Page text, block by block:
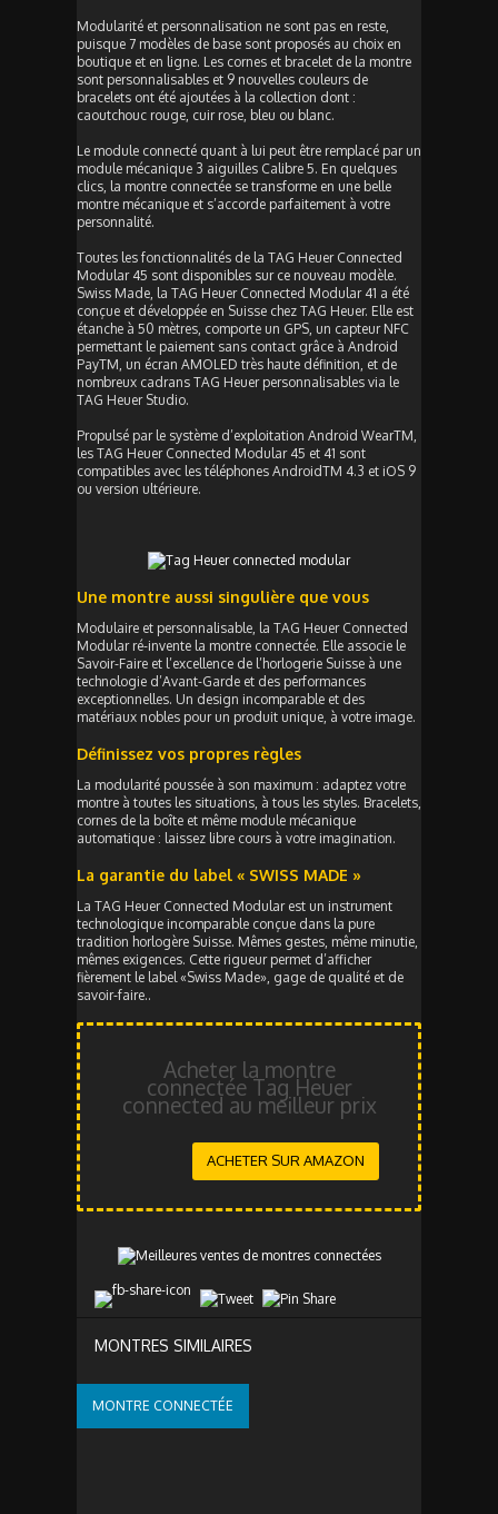
Modularité et personnalisation ne sont pas en reste,
puisque 7 modèles de base sont proposés au choix en
boutique et en ligne. Les cornes et bracelet de la montre
sont personnalisables et 9 nouvelles couleurs de
bracelets ont été ajoutées à la collection dont :
caoutchouc rouge, cuir rose, bleu ou blanc.
Le module connecté quant à lui peut être remplacé par un
module mécanique 3 aiguilles Calibre 5. En quelques
clics, la montre connectée se transforme en une belle
montre mécanique et s’accorde parfaitement à votre
personnalité.
Toutes les fonctionnalités de la TAG Heuer Connected
Modular 45 sont disponibles sur ce nouveau modèle.
Swiss Made, la TAG Heuer Connected Modular 41 a été
conçue et développée en Suisse chez TAG Heuer. Elle est
étanche à 50 mètres, comporte un GPS, un capteur NFC
permettant le paiement sans contact grâce à Android
PayTM, un écran AMOLED très haute définition, et de
nombreux cadrans TAG Heuer personnalisables via le
TAG Heuer Studio.
Propulsé par le système d’exploitation Android WearTM,
les TAG Heuer Connected Modular 45 et 41 sont
compatibles avec les téléphones AndroidTM 4.3 et iOS 9
ou version ultérieure.
Une montre aussi singulière que vous
Modulaire et personnalisable, la TAG Heuer Connected
Modular ré-invente la montre connectée. Elle associe le
Savoir-Faire et l’excellence de l’horlogerie Suisse à une
technologie d’Avant-Garde et des performances
exceptionnelles. Un design incomparable et des
matériaux nobles pour un produit unique, à votre image.
Définissez vos propres règles
La modularité poussée à son maximum : adaptez votre
montre à toutes les situations, à tous les styles. Bracelets,
cornes de la boîte et même module mécanique
automatique : laissez libre cours à votre imagination.
La garantie du label « SWISS MADE »
La TAG Heuer Connected Modular est un instrument
technologique incomparable conçue dans la pure
tradition horlogère Suisse. Mêmes gestes, même minutie,
mêmes exigences. Cette rigueur permet d’afficher
fièrement le label «Swiss Made», gage de qualité et de
savoir-faire..
Acheter la montre
connectée Tag Heuer
connected au meilleur prix
ACHETER SUR AMAZON
MONTRES SIMILAIRES
MONTRE CONNECTÉE